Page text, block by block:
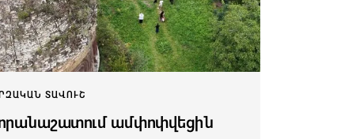
ՏԱՎՈՒՇ
ամփոփվեցին